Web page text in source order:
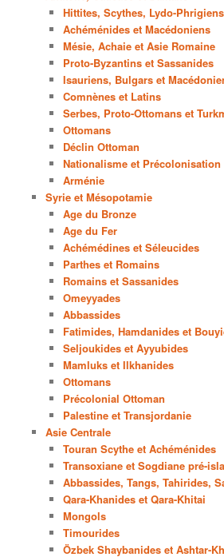
Hittites, Scythes, Lydo-Phrigiens
Achéménides et Macédoniens
Mésie, Achaie et Asie Romaine
Proto-Byzantins et Sassanides
Isauriens, Bulgars et
Comnènes et Latins
Serbes, Proto-Ottomans et
Ottomans
Déclin Ottoman
Nationalisme et Précolonisation
Arménie
Syrie et Mésopotamie
Age du Bronze
Age du Fer
Achémédines et Séleucides
Parthes et Romains
Romains et Sassanides
Omeyyades
Abbassides
Fatimides, Hamdanides et
Seljoukides et Ayyubides
Mamluks et Ilkhanides
Ottomans
Précolonial Ottoman
Palestine et Transjordanie
Asie Centrale
Touran Scythe et Achéménides
Transoxiane et Sogdiane pré-
Abbassides, Tangs, Tahirides,
Qara-Khanides et Qara-Khitai
Mongols
Timourides
Özbek Shaybanides et Ashtar-